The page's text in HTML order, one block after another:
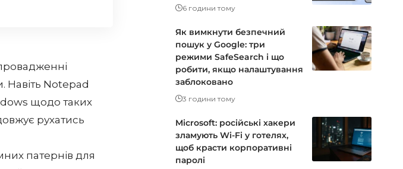
Навіть Notepad
щодо таких
рухатись
патернів для
6 години тому
Як вимкнути безпечний
пошук у Google: три
режими SafeSearch і що
робити, якщо налаштування
заблоковано
3 години тому
Microsoft: російські хакери
зламують Wi-Fi у готелях,
щоб красти корпоративні
паролі